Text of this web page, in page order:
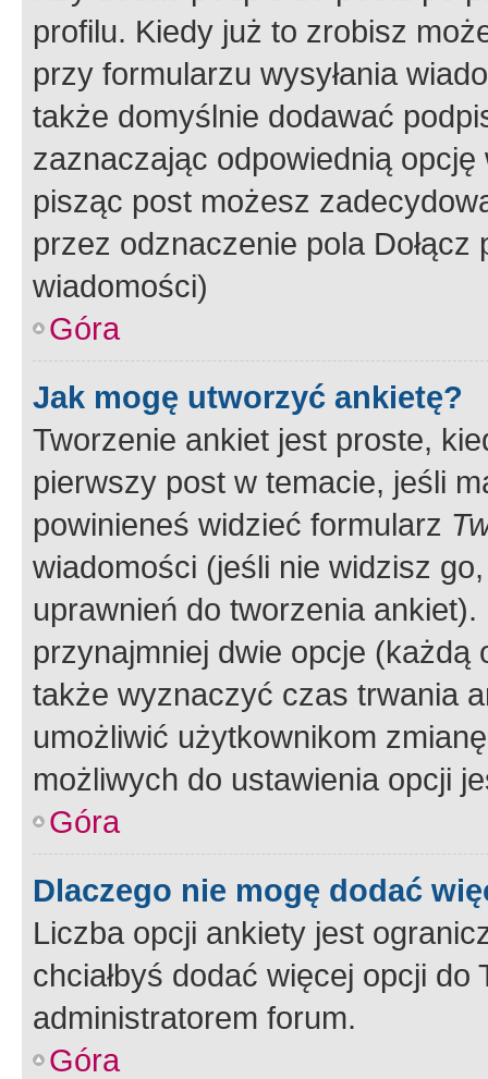
profilu. Kiedy już to zrobisz
przy formularzu wysyłania
także domyślnie dodawać
zaznaczając odpowiednią
pisząc post możesz
przez odznaczenie pola
wiadomości)
Góra
Jak mogę utworzyć ankietę?
Tworzenie ankiet jest proste,
pierwszy post w temacie, jeśli
powinieneś widzieć formularz
wiadomości (jeśli nie widzisz
uprawnień do tworzenia
przynajmniej dwie opcje
także wyznaczyć czas trwania
umożliwić użytkownikom
możliwych do ustawienia opcji
Góra
Dlaczego nie mogę dodać
Liczba opcji ankiety jest
chciałbyś dodać więcej opcji
administratorem forum.
Góra